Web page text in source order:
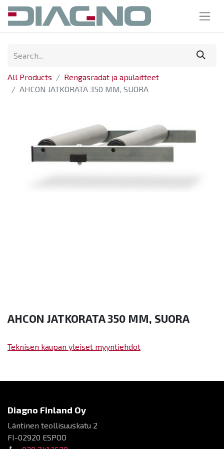
All Products
Rengasradat ja apulaitteet
AHCON JATKORATA 350 MM, SUORA
AHCON JATKORATA 350 MM, SUORA
Teknisen kaupan yleiset myyntiehdot
Diagno Finland Oy
Läntinen teollisuuskatu 2
FI-02920 ESPOO